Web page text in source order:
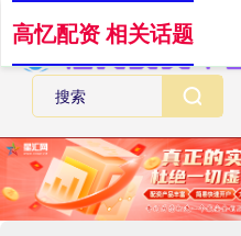
高忆配资 相关话题